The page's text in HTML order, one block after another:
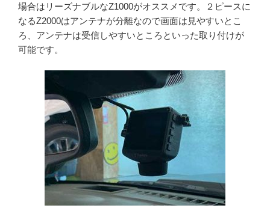
場合はリーズナブルなZ1000がオススメです。２ピースに
なるZ2000はアンテナが分離なので画面は見やすいとこ
ろ、アンテナは受信しやすいところといった取り付けが
可能です。